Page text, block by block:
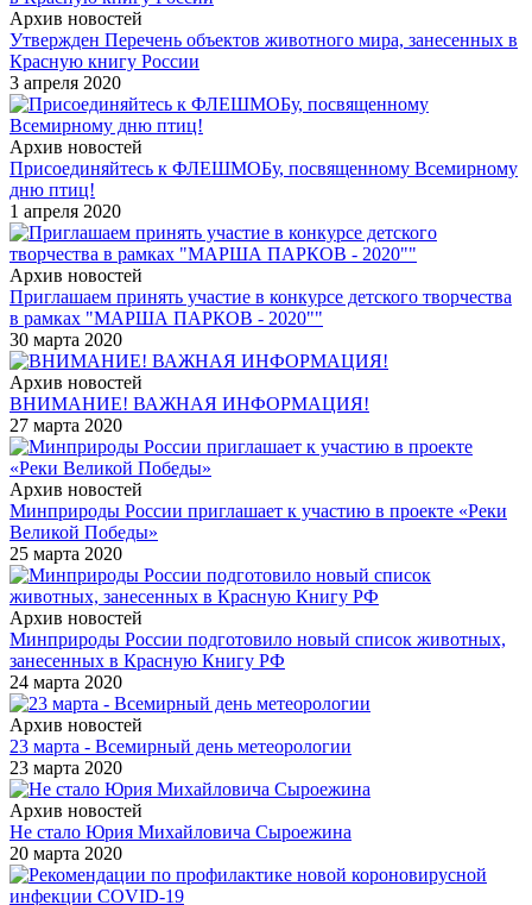
Архив новостей
Утвержден Перечень объектов животного мира, занесенных в
Красную книгу России
3 апреля 2020
Архив новостей
Присоединяйтесь к ФЛЕШМОБу, посвященному Всемирному
дню птиц!
1 апреля 2020
Архив новостей
Приглашаем принять участие в конкурсе детского творчества
в рамках "МАРША ПАРКОВ - 2020""
30 марта 2020
Архив новостей
ВНИМАНИЕ! ВАЖНАЯ ИНФОРМАЦИЯ!
27 марта 2020
Архив новостей
Минприроды России приглашает к участию в проекте «Реки
Великой Победы»
25 марта 2020
Архив новостей
Минприроды России подготовило новый список животных,
занесенных в Красную Книгу РФ
24 марта 2020
Архив новостей
23 марта - Всемирный день метеорологии
23 марта 2020
Архив новостей
Не стало Юрия Михайловича Сыроежина
20 марта 2020